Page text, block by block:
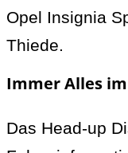
Immer Alles
Das Head-up